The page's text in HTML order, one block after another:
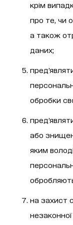
крім
про те, чи
а також
даних;
обробки
або
яким
на захист